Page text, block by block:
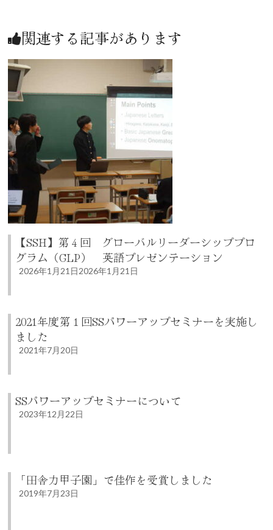
関連する記事があります
【SSH】第４回 グローバルリーダーシッププロ
グラム（GLP） 英語プレゼンテーション
2026年1月21日2026年1月21日
2021年度第１回SSパワーアップセミナーを実施し
ました
2021年7月20日
SSパワーアップセミナーについて
2023年12月22日
「田舎力甲子園」で佳作を受賞しました
2019年7月23日